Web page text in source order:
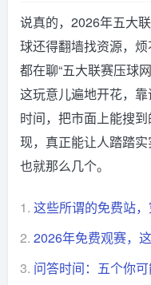
说真的，2026年五大
球还得翻墙找资源，
都在聊“五大联赛压球
这玩意儿遍地开花，
时间，把市面上能搜
现，真正能让人踏踏
也就那么几个。
1. 这些所谓的免费站
2. 2026年免费观赛，
3. 问答时间：五个你